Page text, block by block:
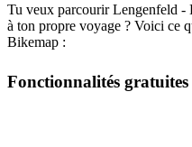
Tu veux parcourir Lengenfeld -
à ton propre voyage ? Voici ce
Bikemap :
Fonctionnalités gratuites